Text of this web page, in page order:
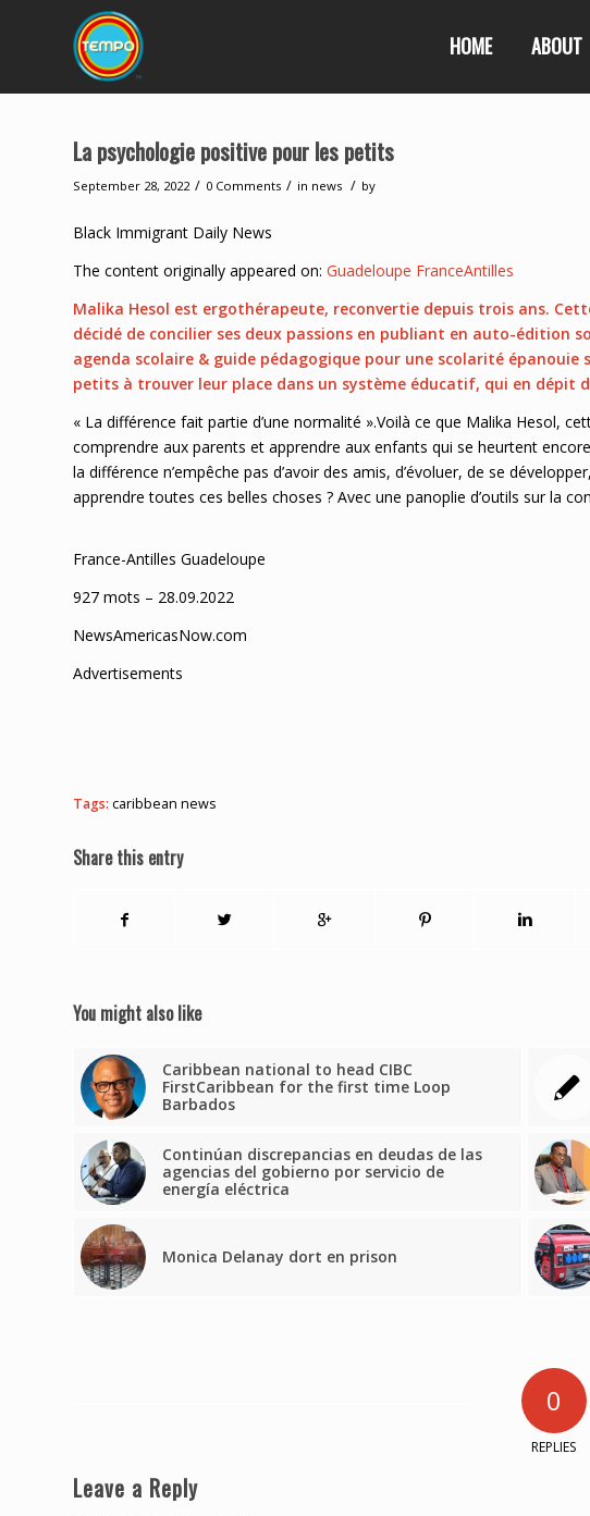
HOME ABOUT
La psychologie positive pour les petits
September 28, 2022 / 0 Comments / in news / by
Black Immigrant Daily News
The content originally appeared on: Guadeloupe FranceAntilles
Malika Hesol est ergothérapeute, reconvertie depuis trois ans.
décidé de concilier ses deux passions en publiant en auto-édition
agenda scolaire & guide pédagogique pour une scolarité épanouie
petits à trouver leur place dans un système éducatif, qui en dépit
« La différence fait partie d’une normalité ».Voilà ce que Malika Hesol,
comprendre aux parents et apprendre aux enfants qui se heurtent
la différence n’empêche pas d’avoir des amis, d’évoluer, de se
apprendre toutes ces belles choses ? Avec une panoplie d’outils sur la
France-Antilles Guadeloupe
927 mots – 28.09.2022
NewsAmericasNow.com
Advertisements
Tags: caribbean news
Share this entry
You might also like
Caribbean national to head CIBC
FirstCaribbean for the first time Loop
Barbados
Continúan discrepancias en deudas de las
agencias del gobierno por servicio de
energía eléctrica
Monica Delanay dort en prison
0
REPLIES
Leave a Reply